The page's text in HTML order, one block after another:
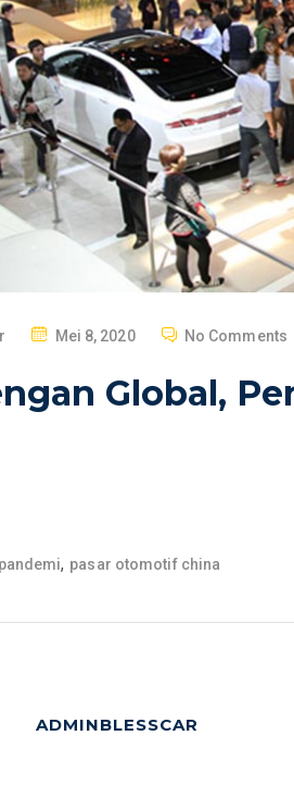
P
S
Mei 8, 2020 No Comments
Global,
, pasar otomotif china
ADMINBLESSCAR